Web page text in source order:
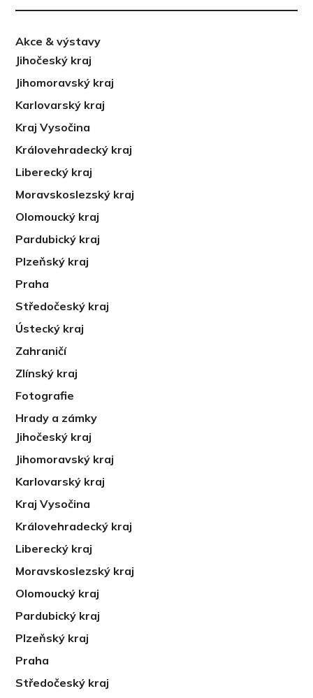
Akce & výstavy
Jihočeský kraj
Jihomoravský kraj
Karlovarský kraj
Kraj Vysočina
Královehradecký kraj
Liberecký kraj
Moravskoslezský kraj
Olomoucký kraj
Pardubický kraj
Plzeňský kraj
Praha
Středočeský kraj
Ústecký kraj
Zahraničí
Zlínský kraj
Fotografie
Hrady a zámky
Jihočeský kraj
Jihomoravský kraj
Karlovarský kraj
Kraj Vysočina
Královehradecký kraj
Liberecký kraj
Moravskoslezský kraj
Olomoucký kraj
Pardubický kraj
Plzeňský kraj
Praha
Středočeský kraj